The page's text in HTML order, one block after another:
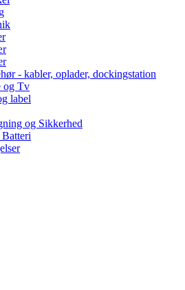
- kabler, oplader, dockingstation
og Tv
label
og Sikkerhed